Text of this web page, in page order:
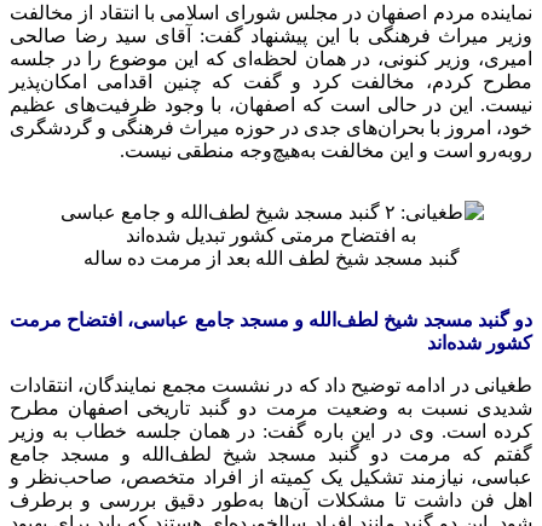
نماینده مردم اصفهان در مجلس شورای اسلامی با انتقاد از مخالفت
وزیر میراث فرهنگی با این پیشنهاد گفت: آقای سید رضا صالحی
امیری، وزیر کنونی، در همان لحظه‌ای که این موضوع را در جلسه
مطرح کردم، مخالفت کرد و گفت که چنین اقدامی امکان‌پذیر
نیست. این در حالی است که اصفهان، با وجود ظرفیت‌های عظیم
خود، امروز با بحران‌های جدی در حوزه میراث فرهنگی و گردشگری
روبه‌رو است و این مخالفت به‌هیچ‌وجه منطقی نیست.
گنبد مسجد شیخ لطف الله بعد از مرمت ده ساله
دو گنبد مسجد شیخ لطف‌الله و مسجد جامع عباسی، افتضاح مرمت
کشور شده‌اند
طغیانی در ادامه توضیح داد که در نشست مجمع نمایندگان، انتقادات
شدیدی نسبت به وضعیت مرمت دو گنبد تاریخی اصفهان مطرح
کرده است. وی در این باره گفت: در همان جلسه خطاب به وزیر
گفتم که مرمت دو گنبد مسجد شیخ لطف‌الله و مسجد جامع
عباسی، نیازمند تشکیل یک کمیته از افراد متخصص، صاحب‌نظر و
اهل فن داشت تا مشکلات آن‌ها به‌طور دقیق بررسی و برطرف